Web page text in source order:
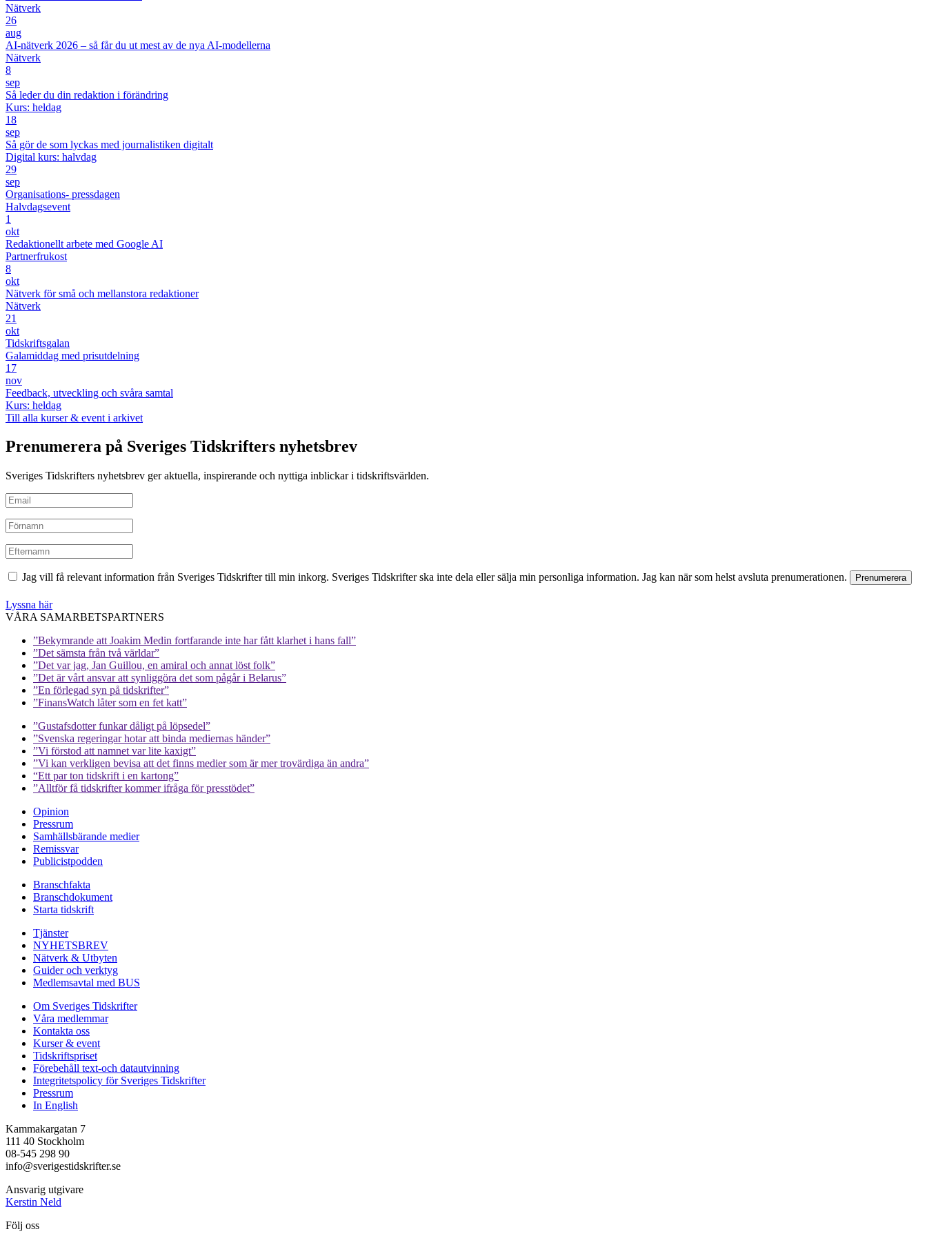
Nätverk
26
aug
AI-nätverk 2026 – så får du ut mest av de nya AI-modellerna
Nätverk
8
sep
Så leder du din redaktion i förändring
Kurs: heldag
18
sep
Så gör de som lyckas med journalistiken digitalt
Digital kurs: halvdag
29
sep
Organisations- pressdagen
Halvdagsevent
1
okt
Redaktionellt arbete med Google AI
Partnerfrukost
8
okt
Nätverk för små och mellanstora redaktioner
Nätverk
21
okt
Tidskriftsgalan
Galamiddag med prisutdelning
17
nov
Feedback, utveckling och svåra samtal
Kurs: heldag
Till alla kurser & event i arkivet
Prenumerera på Sveriges Tidskrifters nyhetsbrev
Sveriges Tidskrifters nyhetsbrev ger aktuella, inspirerande och nyttiga inblickar i tidskriftsvärlden.
Jag vill få relevant information från Sveriges Tidskrifter till min inkorg. Sveriges Tidskrifter ska inte dela eller sälja min personliga information. Jag kan när som helst avsluta prenumerationen.
Lyssna här
VÅRA SAMARBETSPARTNERS
”Bekymrande att Joakim Medin fortfarande inte har fått klarhet i hans fall”
”Det sämsta från två världar”
”Det var jag, Jan Guillou, en amiral och annat löst folk”
”Det är vårt ansvar att synliggöra det som pågår i Belarus”
”En förlegad syn på tidskrifter”
”FinansWatch låter som en fet katt”
”Gustafsdotter funkar dåligt på löpsedel”
”Svenska regeringar hotar att binda mediernas händer”
”Vi förstod att namnet var lite kaxigt”
”Vi kan verkligen bevisa att det finns medier som är mer trovärdiga än andra”
“Ett par ton tidskrift i en kartong”
”Alltför få tidskrifter kommer ifråga för presstödet”
Opinion
Pressrum
Samhällsbärande medier
Remissvar
Publicistpodden
Branschfakta
Branschdokument
Starta tidskrift
Tjänster
NYHETSBREV
Nätverk & Utbyten
Guider och verktyg
Medlemsavtal med BUS
Om Sveriges Tidskrifter
Våra medlemmar
Kontakta oss
Kurser & event
Tidskriftspriset
Förebehåll text-och datautvinning
Integritetspolicy för Sveriges Tidskrifter
Pressrum
In English
Kammakargatan 7
111 40 Stockholm
08-545 298 90
info@sverigestidskrifter.se
Ansvarig utgivare
Kerstin Neld
Följ oss